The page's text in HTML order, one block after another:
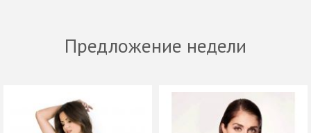
Предложение недели